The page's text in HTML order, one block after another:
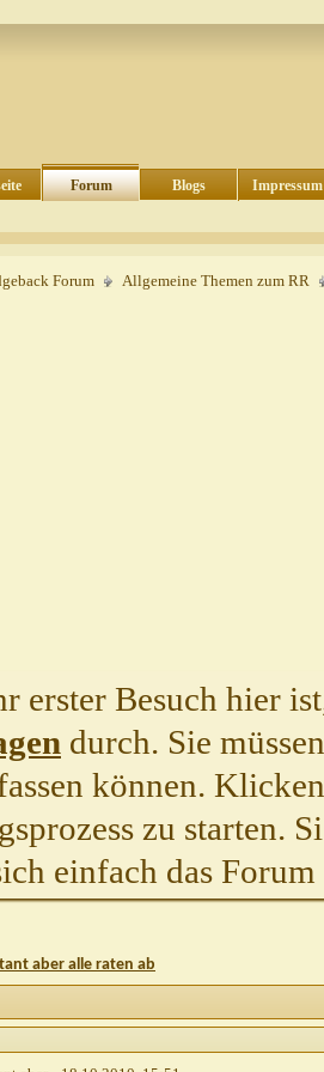
Forum Blogs Impressum
Forum Allgemeine Themen zum RR
erster Besuch hier
durch. Sie
können.
zu starten.
einfach das
aber alle raten ab